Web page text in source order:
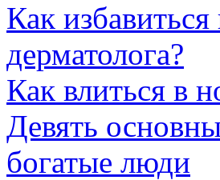
Как
дерматолога?
Как влиться в
Девять
богатые люди